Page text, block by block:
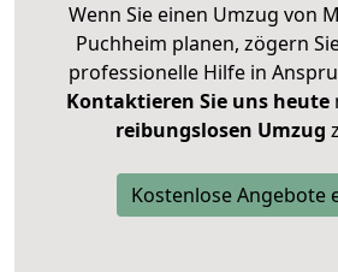
Wenn Sie einen Umzug von
Puchheim planen, zögern
professionelle Hilfe in
Kontaktieren Sie uns heute
reibungslosen Umzug
Kostenlose Angebote